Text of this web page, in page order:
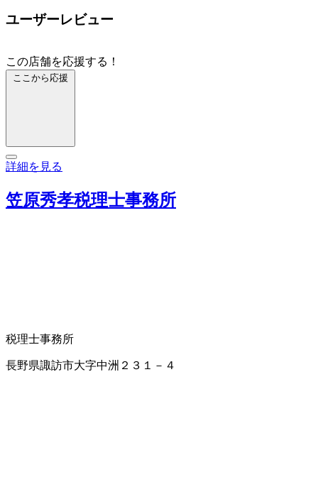
ユーザーレビュー
この店舗を応援する！
ここから応援
詳細を見る
笠原秀孝税理士事務所
税理士事務所
長野県諏訪市大字中洲２３１－４